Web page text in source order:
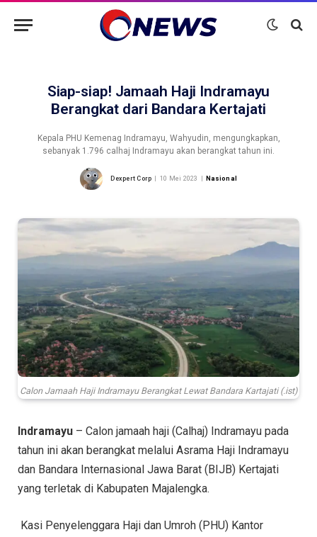
Siap-siap! Jamaah Haji Indramayu
Berangkat dari Bandara Kertajati
Kepala PHU Kemenag Indramayu, Wahyudin, mengungkapkan,
sebanyak 1.796 calhaj Indramayu akan berangkat tahun ini.
Dexpert Corp 10 Mei 2023 Nasional
Calon Jamaah Haji Indramayu Berangkat Lewat Bandara Kartajati (.ist)
Indramayu – Calon jamaah haji (Calhaj) Indramayu pada
tahun ini akan berangkat melalui Asrama Haji Indramayu
dan Bandara Internasional Jawa Barat (BIJB) Kertajati
yang terletak di Kabupaten Majalengka.
Kasi Penyelenggara Haji dan Umroh (PHU) Kantor